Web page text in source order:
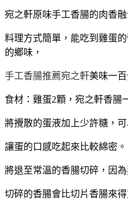
宛之軒原味手工香腸的肉香
料理方式簡單，能吃到雞蛋
的鄉味，
手工香腸推薦宛之軒美味一百
食材：雞蛋2顆，宛之軒香腸
將攪散的蛋液加上少許糖，
讓蛋的口感吃起來比較綿密。
將退至常溫的香腸切碎，因為
切碎的香腸會比切片香腸來得